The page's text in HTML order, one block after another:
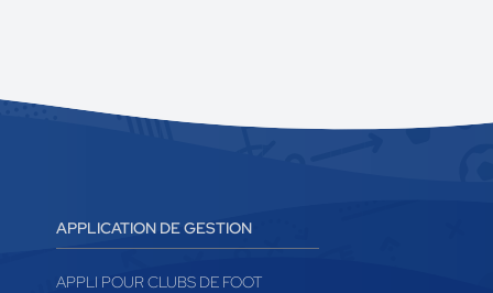
APPLICATION DE GESTION
APPLI POUR CLUBS DE FOOT